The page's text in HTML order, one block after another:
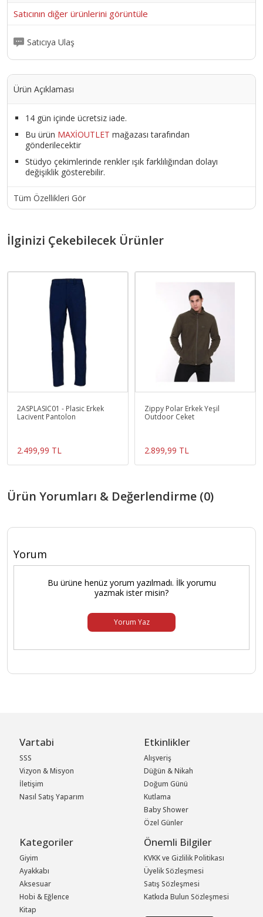
Satıcının diğer ürünlerini görüntüle
Satıcıya Ulaş
Ürün Açıklaması
14 gün içinde ücretsiz iade.
Bu ürün MAXİOUTLET mağazası tarafından
gönderilecektir
Stüdyo çekimlerinde renkler ışık farklılığından dolayı
değişiklik gösterebilir.
Tüm Özellikleri Gör
İlginizi Çekebilecek Ürünler
2ASPLASIC01 - Plasic Erkek
Lacivent Pantolon
2.499,99 TL
Zippy Polar Erkek Yeşil
Outdoor Ceket
2.899,99 TL
Ürün Yorumları & Değerlendirme (0)
Yorum
Bu ürüne henüz yorum yazılmadı. İlk yorumu
yazmak ister misin?
Yorum Yaz
Vartabi
SSS
Vizyon & Misyon
İletişim
Nasıl Satış Yaparım
Etkinlikler
Alışveriş
Düğün & Nikah
Doğum Günü
Kutlama
Baby Shower
Özel Günler
Kategoriler
Giyim
Ayakkabı
Aksesuar
Hobi & Eğlence
Kitap
Önemli Bilgiler
KVKK ve Gizlilik Politikası
Üyelik Sözleşmesi
Satış Sözleşmesi
Katkıda Bulun Sözleşmesi